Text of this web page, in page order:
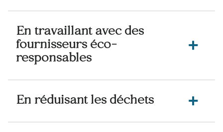
En travaillant avec des
fournisseurs éco-
responsables
En réduisant les déchets